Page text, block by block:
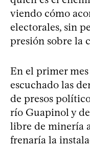
viendo cómo
electorales, sin
presión sobre la
En el primer
escuchado las
de presos
río Guapinol y
libre de minería
frenaría la